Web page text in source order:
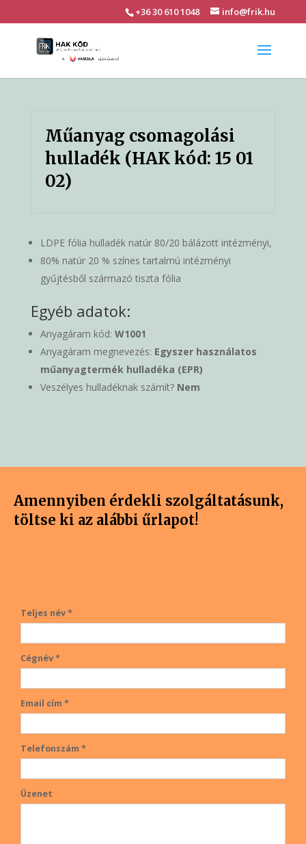
+36 30 610 1048 info@frik.hu
Műanyag csomagolási
hulladék (HAK kód: 15 01
02)
LDPE fólia hulladék natúr 80/20 bálázott intézményi,
80% natúr 20 % színes tartalmú intézményi
gyűjtésből származó tiszta fólia
Egyéb adatok:
Anyagáram kód: W1001
Anyagáram megnevezés: Egyszer használatos
műanyagtermék hulladéka (EPR)
Veszélyes hulladéknak számít? Nem
Amennyiben érdekli szolgáltatásunk,
töltse ki az alábbi űrlapot!
Teljes név *
Cégnév *
Email cím *
Telefonszám *
Üzenet